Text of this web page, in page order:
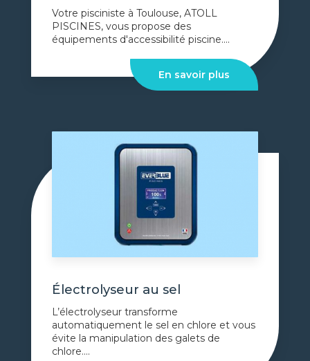
Votre pisciniste à Toulouse, ATOLL
PISCINES, vous propose des
équipements d'accessibilité piscine....
En savoir plus
Électrolyseur au sel
L’électrolyseur transforme
automatiquement le sel en chlore et vous
évite la manipulation des galets de
chlore....